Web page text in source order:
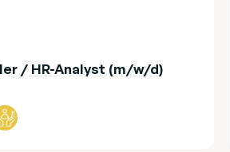
/ HR-Analyst (m/w/d)